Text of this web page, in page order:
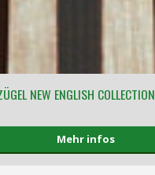
NEW ENGLISH COLLECTION
Mehr infos